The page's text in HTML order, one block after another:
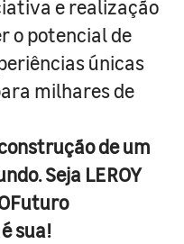
e realização
o potencial de
únicas
milhares de
de um
Seja LEROY
sua!